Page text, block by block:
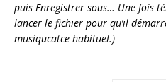
puis Enregistrer sous… Une fois
lancer le fichier pour qu’il
musiqucatce habituel.)